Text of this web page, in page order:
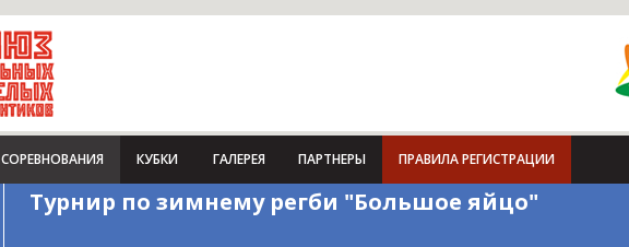
СОРЕВНОВАНИЯ КУБКИ ГАЛЕРЕЯ ПАРТНЕРЫ ПРАВИЛА РЕГИСТРАЦИИ
Турнир по зимнему регби "Большое яйцо"